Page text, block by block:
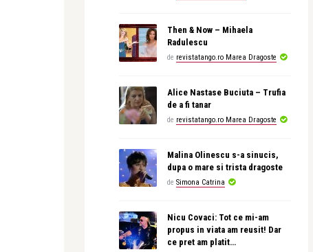
Then & Now – Mihaela
Radulescu
de revistatango.ro Marea Dragoste
Alice Nastase Buciuta – Trufia
de a fi tanar
de revistatango.ro Marea Dragoste
Malina Olinescu s-a sinucis,
dupa o mare si trista dragoste
de Simona Catrina
Nicu Covaci: Tot ce mi-am
propus in viata am reusit! Dar
ce pret am platit…